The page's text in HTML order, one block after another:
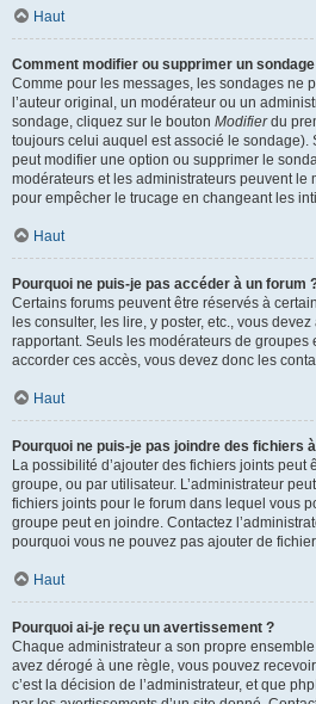
Haut
Comment modifier ou supprimer un
Comme pour les messages, les sondages ne
l’auteur original, un modérateur ou un
sondage, cliquez sur le bouton Modifierdu
toujours celui auquel est associé le sondage).
peut modifier une option ou supprimer le
modérateurs et les administrateurs peuvent le
pour empêcher le trucage en changeant les
Haut
Pourquoi ne puis-je pas accéder à un forum
Certains forums peuvent être réservés à
les consulter, les lire, y poster, etc., vous
rapportant. Seuls les modérateurs de groupes
accorder ces accès, vous devez donc les
Haut
Pourquoi ne puis-je pas joindre des fichiers
La possibilité d’ajouter des fichiers joints peut
groupe, ou par utilisateur. L’administrateur
fichiers joints pour le forum dans lequel vous
groupe peut en joindre. Contactez
pourquoi vous ne pouvez pas ajouter de
Haut
Pourquoi ai-je reçu un avertissement ?
Chaque administrateur a son propre
avez dérogé à une règle, vous pouvez
c’est la décision de l’administrateur, et que